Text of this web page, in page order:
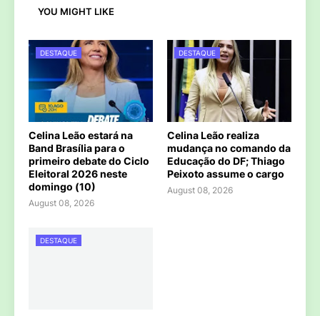
YOU MIGHT LIKE
DESTAQUE
Celina Leão estará na
Band Brasília para o
primeiro debate do Ciclo
Eleitoral 2026 neste
domingo (10)
August 08, 2026
DESTAQUE
Celina Leão realiza
mudança no comando da
Educação do DF; Thiago
Peixoto assume o cargo
August 08, 2026
DESTAQUE